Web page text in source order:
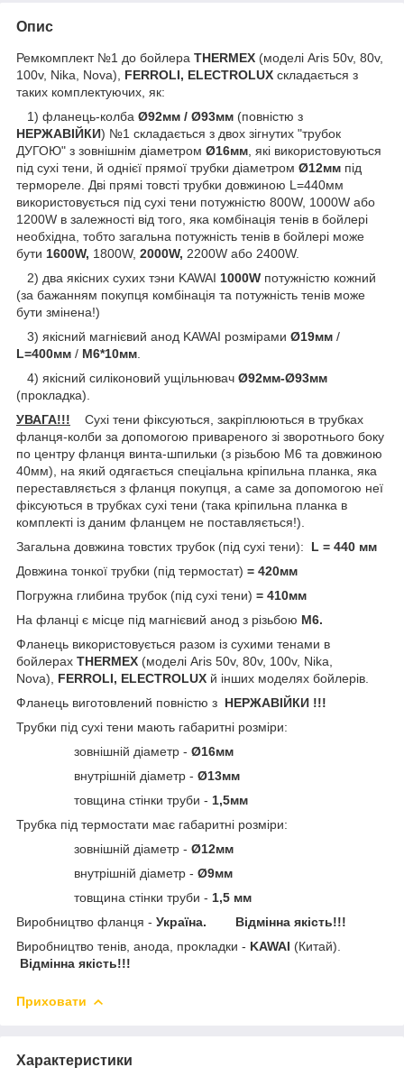
Опис
Ремкомплект №1 до бойлера THERMEX (моделі Aris 50v, 80v,
100v, Nika, Nova), FERROLI, ELECTROLUX складається з
таких комплектуючих, як:
1) фланець-колба Ø92мм / Ø93мм (повністю з
НЕРЖАВІЙКИ) №1 складається з двох зігнутих "трубок
ДУГОЮ" з зовнішнім діаметром Ø16мм , які використовуються
під сухі тени, й однієї прямої трубки діаметром Ø12мм під
термореле. Дві прямі товсті трубки довжиною L=440мм
використовується під сухі тени потужністю 800W, 1000W або
1200W в залежності від того, яка комбінація тенів в бойлері
необхідна, тобто загальна потужність тенів в бойлері може
бути 1600W, 1800W, 2000W, 2200W або 2400W.
2) два якісних сухих тэни KAWAI 1000W потужністю кожний
(за бажанням покупця комбінація та потужність тенів може
бути змінена!)
3) якісний магнієвий анод KAWAI розмірами Ø19мм /
L=400мм / М6*10мм
4) якісний силіконовий ущільнювач Ø92мм-Ø93мм
(прокладка).
УВАГА!!! Сухі тени фіксуються, закріплюються в трубках
фланця-колби за допомогою привареного зі зворотнього боку
по центру фланця винта-шпильки (з різьбою М6 та довжиною
40мм), на який одягається спеціальна кріпильна планка, яка
переставляється з фланця покупця, а саме за допомогою неї
фіксуються в трубках сухі тени (така кріпильна планка в
комплекті із даним фланцем не поставляється!).
Загальна довжина товстих трубок (під сухі тени): L = 440 мм
Довжина тонкої трубки (під термостат) = 420мм
Погружна глибина трубок (під сухі тени) = 410мм
На фланці є місце під магнієвий анод з різьбою М6.
Фланець використовується разом із сухими тенами в
бойлерах THERMEX (моделі Aris 50v, 80v, 100v, Nika,
Nova), FERROLI, ELECTROLUX й інших моделях бойлерів.
Фланець виготовлений повністю з НЕРЖАВІЙКИ !!!
Трубки під сухі тени мають габаритні розміри:
зовнішній діаметр - Ø16мм
внутрішній діаметр - Ø13мм
товщина стінки труби - 1,5мм
Трубка під термостати має габаритні розміри:
зовнішній діаметр - Ø12мм
внутрішній діаметр - Ø9мм
товщина стінки труби - 1,5 мм
Виробництво фланця - Україна. Відмінна якість!!!
Виробництво тенів, анода, прокладки - KAWAI (Китай).
Відмінна якість!!!
Приховати
Характеристики